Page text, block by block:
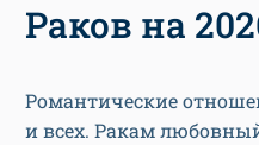
Раков на
Романтические
и всех. Ракам